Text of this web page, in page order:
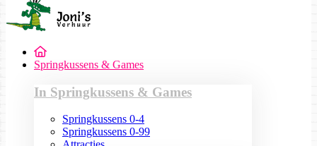
Springkussens & Games
In Springkussens & Games
Springkussens 0-4
Springkussens 0-99